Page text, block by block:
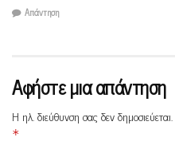
Απάντηση
Αφήστε μια απάντηση
Η ηλ. διεύθυνση σας δεν δημοσιεύεται.
*